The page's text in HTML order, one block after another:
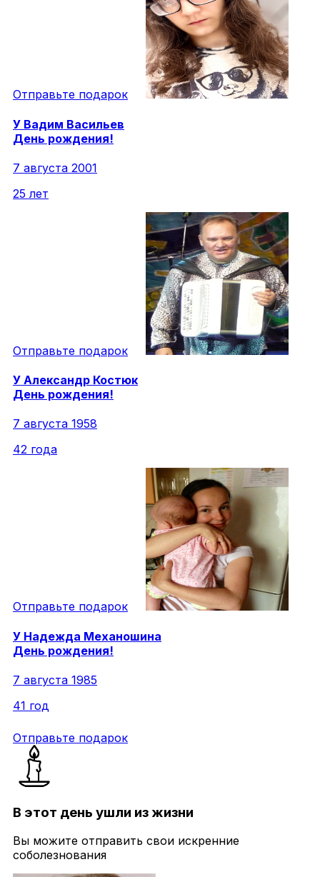
Отправьте подарок
У Вадим Васильев
День рождения!
7 августа 2001
25 лет
Отправьте подарок
У Александр Костюк
День рождения!
7 августа 1958
42 года
Отправьте подарок
У Надежда Механошина
День рождения!
7 августа 1985
41 год
Отправьте подарок
В этот день ушли из жизни
Вы можите отправить свои искренние
соболезнования